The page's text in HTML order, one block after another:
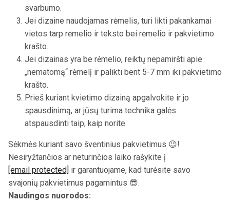
kitus bei papildyti nekonkuruodami dėl dėmesio ar
svarbumo.
Jei dizaine naudojamas rėmelis, turi likti pakankamai
vietos tarp rėmelio ir teksto bei rėmelio ir pakvietimo
krašto.
Jei dizainas yra be rėmelio, reiktų nepamiršti apie
„nematomą“ rėmelį ir palikti bent
krašto.
Prieš kuriant kvietimo dizainą apgalvokite ir jo
spausdinimą, ar jūsų turima technika galės
Sėkmės kuriant savo šventinius pakvietimus 😉!
Nesiryžtančios ar neturinčios laiko rašykite į
[email protected]ir garantuojame, kad turėsite savo
svajonių pakvietimus pagamintus 😎.